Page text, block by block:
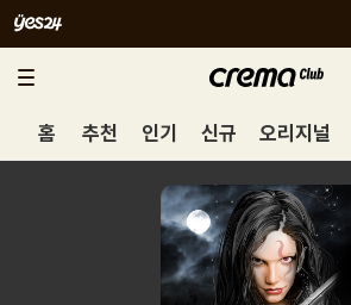
홈 추천 인기 신규 오리지널